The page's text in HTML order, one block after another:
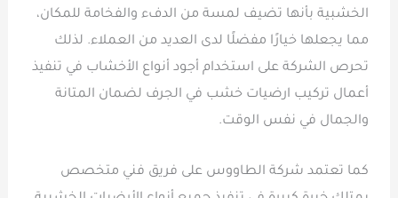
الخشبية بأنها تضيف لمسة من الدفء والفخامة للمكان،
مما يجعلها خيارًا مفضلًا لدى العديد من العملاء. لذلك
تحرص الشركة على استخدام أجود أنواع الأخشاب في تنفيذ
أعمال تركيب ارضيات خشب في الجرف لضمان المتانة
والجمال في نفس الوقت.
كما تعتمد شركة الطاووس على فريق فني متخصص